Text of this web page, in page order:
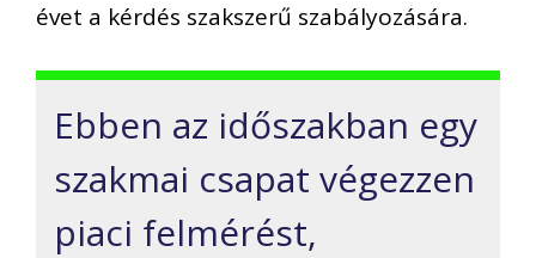
évet a kérdés szakszerű szabályozására.
Ebben az időszakban egy
szakmai csapat végezzen
piaci felmérést,